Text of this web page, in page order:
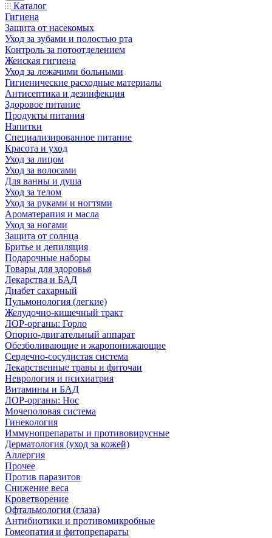
Каталог
Гигиена
Защита от насекомых
Уход за зубами и полостью рта
Контроль за потоотделением
Женская гигиена
Уход за лежачими больными
Гигиенические расходные материалы
Антисептика и дезинфекция
Здоровое питание
Продукты питания
Напитки
Специализированное питание
Красота и уход
Уход за лицом
Уход за волосами
Для ванны и душа
Уход за телом
Уход за руками и ногтями
Ароматерапия и масла
Уход за ногами
Защита от солнца
Бритье и депиляция
Подарочные наборы
Товары для здоровья
Лекарства и БАД
Диабет сахарный
Пульмонология (легкие)
Желудочно-кишечный тракт
ЛОР-органы: Горло
Опорно-двигательный аппарат
Обезболивающие и жаропонижающие
Сердечно-сосудистая система
Лекарственные травы и фиточаи
Неврология и психиатрия
Витамины и БАД
ЛОР-органы: Нос
Мочеполовая система
Гинекология
Иммунопрепараты и противовирусные
Дерматология (уход за кожей)
Аллергия
Прочее
Против паразитов
Снижение веса
Кроветворение
Офтальмология (глаза)
Антибиотики и противомикробные
Гомеопатия и фитопрепараты